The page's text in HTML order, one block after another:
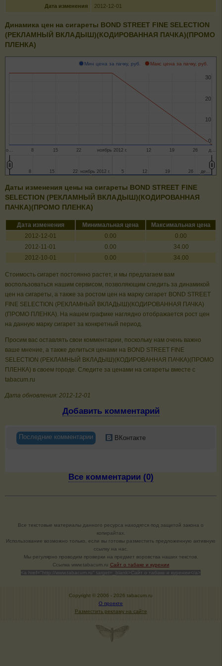
Дата изменения 2012-12-01
Динамика цен на сигареты BOND STREET FINE SELECTION
(РЕКЛАМНЫЙ ВКЛАДЫШ)(КОДИРОВАННАЯ ПАЧКА)(ПРОМО
ПЛЕНКА)
Мин цена за пачку, руб. Макс цена за пачку, руб.
о… ноябрь 2012 г. д…
8 15 22 12 19 26
0
0
10
10
20
20
30
30
ноябрь 2012 г.
ноябрь 2012 г. де…
де…
8
8 15
15 22
22 5
5 12
12 19
19 26
26
Даты изменения цены на сигареты BOND STREET FINE
SELECTION (РЕКЛАМНЫЙ ВКЛАДЫШ)(КОДИРОВАННАЯ
ПАЧКА)(ПРОМО ПЛЕНКА)
Дата изменения Минимальная цена
Максимальная цена
2012-12-01
0.00
0.00
2012-11-01
0.00
34.00
2012-10-01
0.00 34.00
Стоимость сигарет постоянно растет, и мы предлагаем вам
воспользоваться нашим сервисом, позволяющим следить за динамикой
цен на сигареты, а также за ростом цен на марку сигарет BOND STREET
FINE SELECTION (РЕКЛАМНЫЙ ВКЛАДЫШ)(КОДИРОВАННАЯ ПАЧКА)
(ПРОМО ПЛЕНКА). На нашем графике наглядно отображается рост цен
на данную марку сигарет за конкретный период.
Просим вас оставлять свои комментарии, поскольку нам очень важно
ваше мнение, а также делиться ценами на BOND STREET FINE
SELECTION (РЕКЛАМНЫЙ ВКЛАДЫШ)(КОДИРОВАННАЯ ПАЧКА)(ПРОМО
ПЛЕНКА) в своем городе. Следите за ценами на сигареты вместе с
tabacum.ru
Дата обновления: 2012-12-01
Добавить комментарий
Последние комментарии ВКонтакте
Все комментарии (0)
Все текстовые материалы данного ресурса находятся под защитой закона о
копирайтах.
Использование возможно только, если вы готовы разместить предложенную активную
ссылку на нас.
Мы регулярно проводим проверки на предмет воровства наших текстов.
Cсылка www.tabacum.ru Сайт о табаке и курении
<a href="http://www.tabacum.ru" target=_blank>Сайт о табаке и курении</a>
Copyright © 2006 - 2026 tabacum.ru
О проекте
Разместить рекламу на сайте